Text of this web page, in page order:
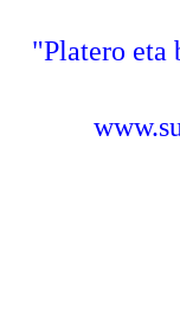
"Platero eta